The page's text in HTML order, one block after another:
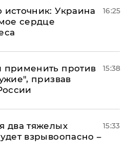
Украина
сердце
16:25
применить против
призвав
15:38
два тяжелых
взрывоопасно –
15:33